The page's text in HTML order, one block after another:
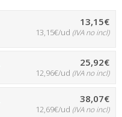
13,15€
13,15€/ud (IVA no incl)
25,92€
12,96€/ud (IVA no incl)
38,07€
12,69€/ud (IVA no incl)